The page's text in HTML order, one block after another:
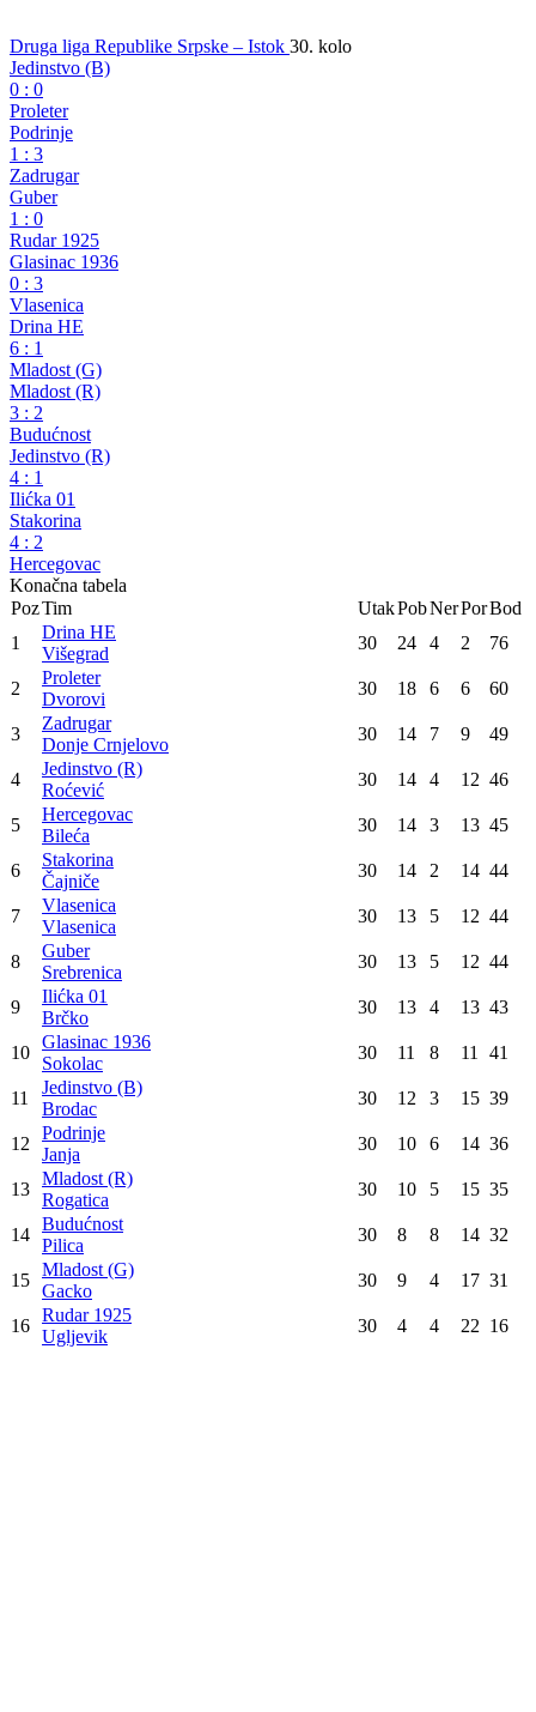
Druga liga Republike Srpske – Istok
Jedinstvo (B)
0: 0
Proleter
Podrinje
1: 3
Zadrugar
Guber
1: 0
Rudar 1925
Glasinac 1936
0: 3
Vlasenica
Drina HE
6: 1
Mladost (G)
Mladost (R)
3
2
Budućnost
Jedinstvo (R)
4
1
Ilićka 01
Stakorina
Hercegovac
Konačna tabela
Poz
Tim Utak Pob Ner Por Bod
1
Drina HE
Višegrad
30 24 4 2 76
2
Proleter
Dvorovi
30 18 6 6 60
3
Zadrugar
Donje Crnjelovo
30 14 7 9 49
4
Jedinstvo (R)
Roćević
30 14 4 12 46
5
Hercegovac
Bileća
30 14 3 13 45
6
Stakorina
Čajniče
30 14 2 14 44
7
Vlasenica
Vlasenica
30 13 5 12 44
8
Guber
Srebrenica
30 13 5 12 44
9
Ilićka 01
Brčko
30 13 4 13 43
10
Glasinac 1936
Sokolac
30 11 8 11 41
11
Jedinstvo (B)
Brodac
30 12 3 15 39